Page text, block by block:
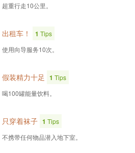
超重行走10公里。
出租车！ 1 Tips
使用向导服务10次。
假装精力十足 1 Tips
喝100罐能量饮料。
只穿着袜子 1 Tips
不携带任何物品潜入地下室。